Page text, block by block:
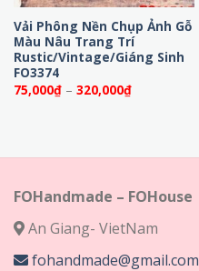
Vải Phông Nền Chụp Ảnh Gỗ
Màu Nâu Trang Trí
Rustic/Vintage/Giáng Sinh
FO3374
75,000₫ – 320,000₫Khoảng
giá:
FOHandmade – FOHouse
An Giang- VietNam
fohandmade@gmail.com